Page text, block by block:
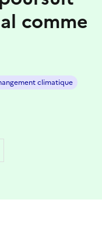
comme
climatique
par email